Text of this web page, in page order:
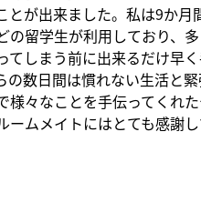
とが出来ました。私は9か月
留学生が利用しており、
てしまう前に出来るだけ早
数日間は慣れない生活と
様々なことを手伝ってくれ
ムメイトにはとても感謝し